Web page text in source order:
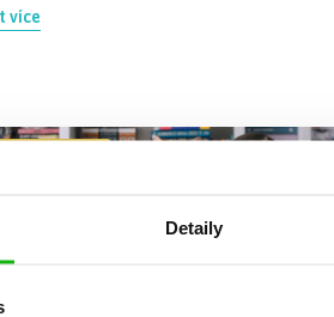
Detaily
více